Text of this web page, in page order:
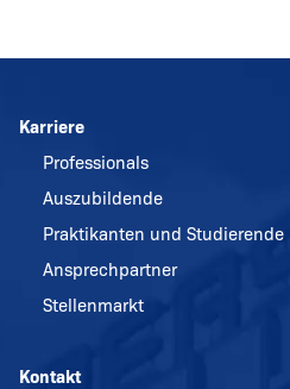
Karriere
Professionals
Auszubildende
Praktikanten und Studierende
Ansprechpartner
Stellenmarkt
Kontakt